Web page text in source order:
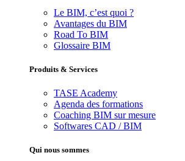
Le BIM, c’est quoi ?
Avantages du BIM
Road To BIM
Glossaire BIM
Produits & Services
TASE Academy
Agenda des formations
Coaching BIM sur mesure
Softwares CAD / BIM
Qui nous sommes